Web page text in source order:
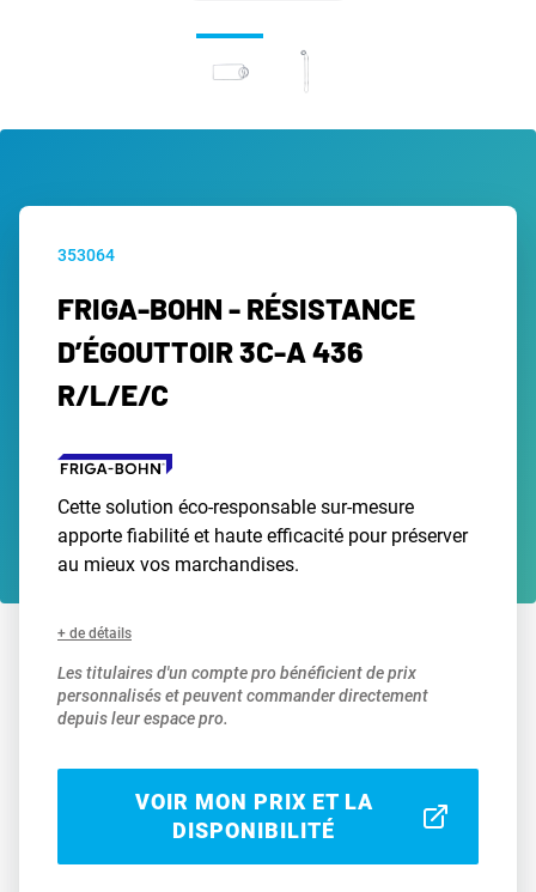
353064
FRIGA-BOHN - RÉSISTANCE
D’ÉGOUTTOIR 3C-A 436
R/L/E/C
Cette solution éco-responsable sur-mesure
apporte fiabilité et haute efficacité pour préserver
au mieux vos marchandises.
+ de détails
Les titulaires d'un compte pro bénéficient de prix
personnalisés et peuvent commander directement
depuis leur espace pro.
VOIR MON PRIX ET LA
DISPONIBILITÉ